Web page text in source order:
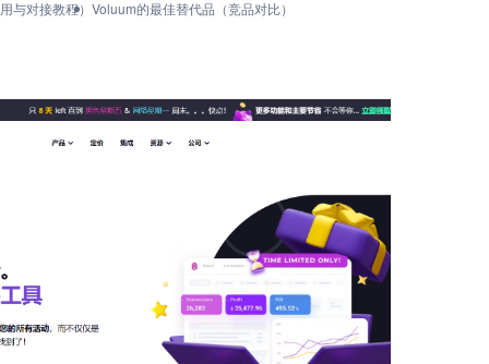
与对接教程） Voluum的最佳替代品（竞品对比）